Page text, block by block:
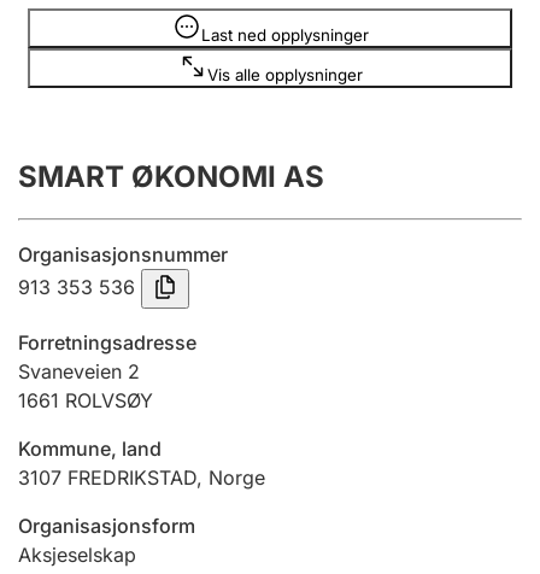
Registrere, endre, slette
Årsregnskap
Innsending og forsinkelsesgebyr
Tinglysing
Jeger
Ektepaktveileder
Last ned opplysninger
Vis alle opplysninger
Opplysninger er skjult
SMART ØKONOMI AS
Organisasjonsnummer
913 353 536
Forretningsadresse
Svaneveien 2
1661 ROLVSØY
Kommune, land
3107 FREDRIKSTAD, Norge
Organisasjonsform
Aksjeselskap